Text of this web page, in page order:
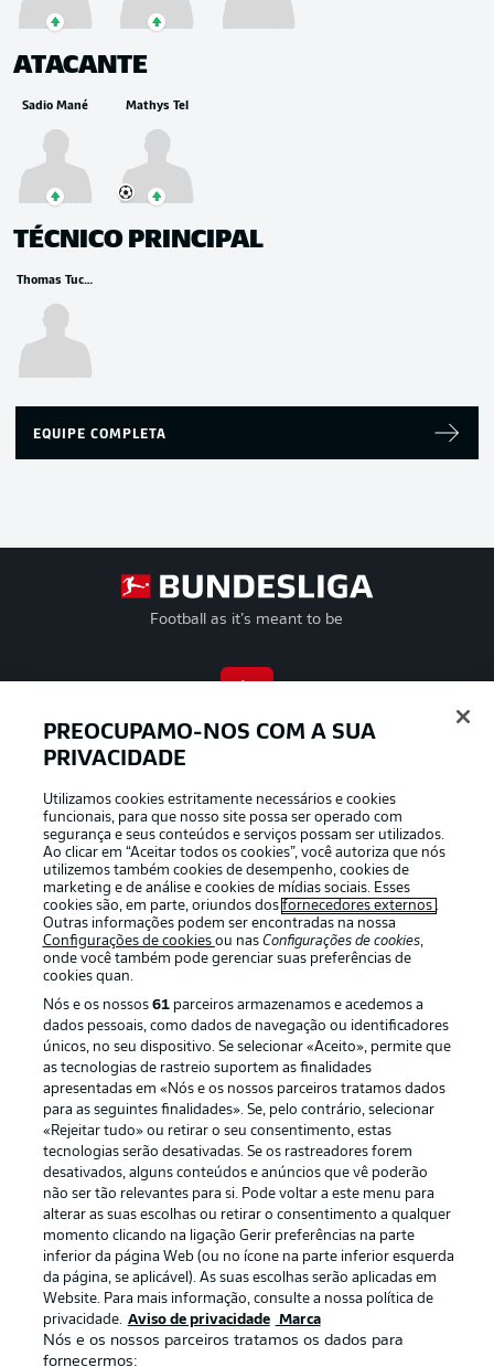
ATACANTE
Sadio Mané Mathys Tel
TÉCNICO PRINCIPAL
Thomas Tuchel
EQUIPE COMPLETA
Football as it’s meant to be
APLICATIVO DA BUNDESLIGA
Oferecido por
Publicidade Avisos legais
Aviso de privacidade
Termos de uso Emissoras
Trabalhe conosco Marca
Jogadores
PREOCUPAMO-NOS COM A SUA
PRIVACIDADE
Utilizamos cookies estritamente necessários e cookies
funcionais, para que nosso site possa ser operado com
segurança e seus conteúdos e serviços possam ser utilizados.
Ao clicar em “Aceitar todos os cookies”, você autoriza que nós
utilizemos também cookies de desempenho, cookies de
marketing e de análise e cookies de mídias sociais. Esses
cookies são, em parte, oriundos dos fornecedores externos .
Outras informações podem ser encontradas na nossa
Configurações de cookies ou nas Configurações de cookies,
onde você também pode gerenciar suas preferências de
cookies quan.
Nós e os nossos 61parceiros armazenamos e acedemos a
dados pessoais, como dados de navegação ou identificadores
únicos, no seu dispositivo. Se selecionar «Aceito», permite que
as tecnologias de rastreio suportem as finalidades
apresentadas em «Nós e os nossos parceiros tratamos dados
para as seguintes finalidades». Se, pelo contrário, selecionar
«Rejeitar tudo» ou retirar o seu consentimento, estas
tecnologias serão desativadas. Se os rastreadores forem
desativados, alguns conteúdos e anúncios que vê poderão
não ser tão relevantes para si. Pode voltar a este menu para
alterar as suas escolhas ou retirar o consentimento a qualquer
momento clicando na ligação Gerir preferências na parte
inferior da página Web (ou no ícone na parte inferior esquerda
da página, se aplicável). As suas escolhas serão aplicadas em
Website. Para mais informação, consulte a nossa política de
privacidade. Aviso de privacidade Marca
Nós e os nossos parceiros tratamos os dados para
fornecermos: